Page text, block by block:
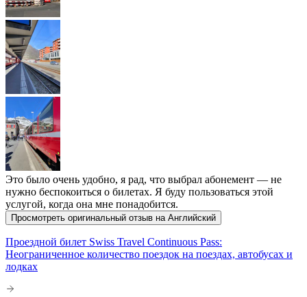
Это было очень удобно, я рад, что выбрал абонемент — не
нужно беспокоиться о билетах. Я буду пользоваться этой
услугой, когда она мне понадобится.
Просмотреть оригинальный отзыв на Английский
Проездной билет Swiss Travel Continuous Pass:
Неограниченное количество поездок на поездах, автобусах и
лодках